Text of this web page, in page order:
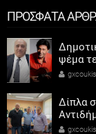
ΠΡΟΣΦΑΤΑ
ψέμα
gxcoukis
Δίπλα
gxcoukis